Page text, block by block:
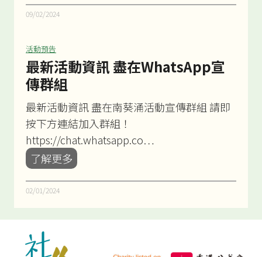
2
年
椅
子
舞
M
09/02/2024
活動預告
最新活動資訊 盡在WhatsApp宣
傳群組
最新活動資訊 盡在南葵涌活動宣傳群組 請即
按下方連結加入群組！
https://chat.whatsapp.co…
了解更多 最
新
資
02/01/2024